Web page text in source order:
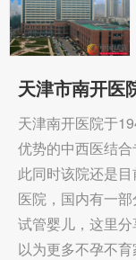
天津市南开医
天津南开医院于
优势的中西医结
此同时该院还是
医院，国内有一
试管婴儿，这里
以为更多不孕不